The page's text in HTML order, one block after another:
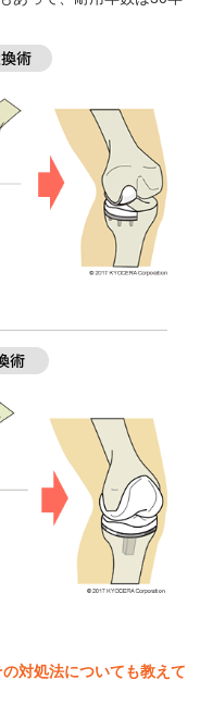
の対処法についても教えて